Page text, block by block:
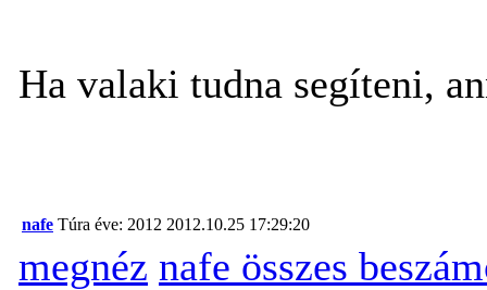
Ha valaki tudna segíteni,
nafe Túra éve: 2012 2012.10.25 17:29:20
megnéz nafe összes